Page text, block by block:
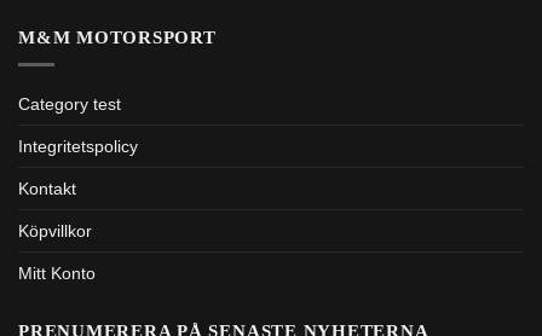
M&M MOTORSPORT
Category test
Integritetspolicy
Kontakt
Köpvillkor
Mitt Konto
PRENUMERERA PÅ SENASTE NYHETERNA